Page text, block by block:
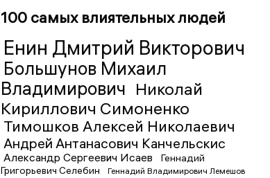
100 самых влиятельных людей
Енин Дмитрий Викторович
Большунов Михаил
Владимирович Николай
Кириллович Симоненко
Тимошков Алексей Николаевич
Андрей Антанасович Канчельскис
Александр Сергеевич Исаев
Геннадий
Григорьевич Селебин
Геннадий Владимирович Лемешов